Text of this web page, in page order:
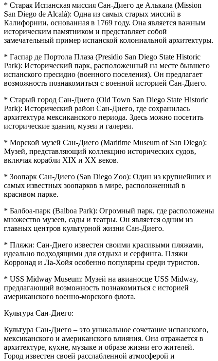
* Старая Испанская миссия Сан-Диего де Алькала (Mission
San Diego de Alcalá): Одна из самых старых миссий в
Калифорнии, основанная в 1769 году. Она является важным
историческим памятником и представляет собой
замечательный пример испанской колониальной архитектуры.
* Гаспар де Портола Плаза (Presidio San Diego State Historic
Park): Исторический парк, расположенный на месте бывшего
испанского пресидио (военного поселения). Он предлагает
возможность познакомиться с военной историей Сан-Диего.
* Старый город Сан-Диего (Old Town San Diego State Historic
Park): Исторический район Сан-Диего, где сохранилась
архитектура мексиканского периода. Здесь можно посетить
исторические здания, музеи и галереи.
* Морской музей Сан-Диего (Maritime Museum of San Diego):
Музей, представляющий коллекцию исторических судов,
включая корабли XIX и XX веков.
* Зоопарк Сан-Диего (San Diego Zoo): Один из крупнейших и
самых известных зоопарков в мире, расположенный в
красивом парке.
* Балбоа-парк (Balboa Park): Огромный парк, где расположены
множество музеев, сады и театры. Он является одним из
главных центров культурной жизни Сан-Диего.
* Пляжи: Сан-Диего известен своими красивыми пляжами,
идеально подходящими для отдыха и серфинга. Пляжи
Корронад и Ла-Хойя особенно популярны среди туристов.
* USS Midway Museum: Музей на авианосце USS Midway,
предлагающий возможность познакомиться с историей
американского военно-морского флота.
Культура Сан-Диего:
Культура Сан-Диего – это уникальное сочетание испанского,
мексиканского и американского влияния. Она отражается в
архитектуре, кухне, музыке и образе жизни его жителей.
Город известен своей расслабленной атмосферой и